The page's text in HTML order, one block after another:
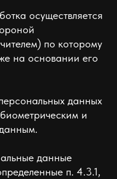
осуществляется
по которому
на основании его
данных
и
данные
п. 4.3.1,